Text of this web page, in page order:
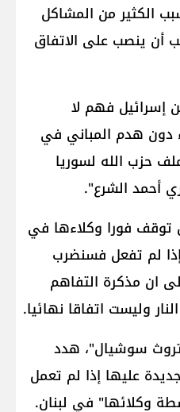
الكثير من المشاكل
أن ينصب على الاتفاق
إسرائيل فهم لا
هدم المباني في
حزب الله لسوريا
أحمد الشرع".
توقف فورا وكلاءها في
لم تفعل فسنضرب
ان مذكرة التفاهم
وليست اتفاقا نهائيا.
سوشيال"، هدد
عليها إذا لم تعمل
وكلائها" في لبنان.